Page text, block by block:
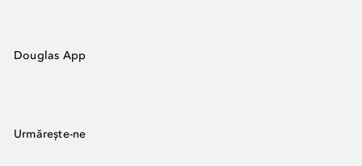
Douglas App
Urmărește-ne